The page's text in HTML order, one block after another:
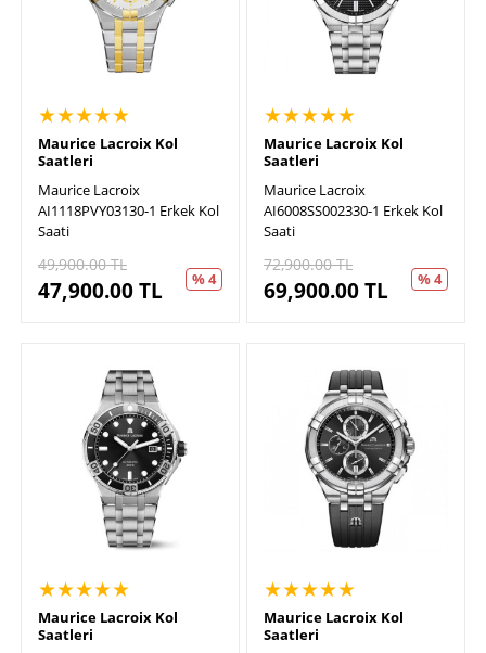
★★★★★
Maurice Lacroix Kol
Saatleri
Maurice Lacroix
AI1118PVY03130-1 Erkek Kol
Saati
49,900.00TL
47,900.00TL % 4
★★★★★
Maurice Lacroix Kol
Saatleri
Maurice Lacroix
AI6008SS002330-1 Erkek Kol
Saati
72,900.00TL
69,900.00TL % 4
★★★★★
Maurice Lacroix Kol
Saatleri
★★★★★
Maurice Lacroix Kol
Saatleri